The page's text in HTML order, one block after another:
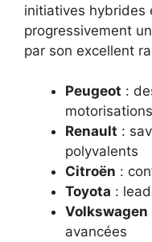
initiatives hybrides
progressivement
par son excellent
Peugeot :
Renault :
polyvalents
Citroën :
Toyota :
Volkswagen
avancées